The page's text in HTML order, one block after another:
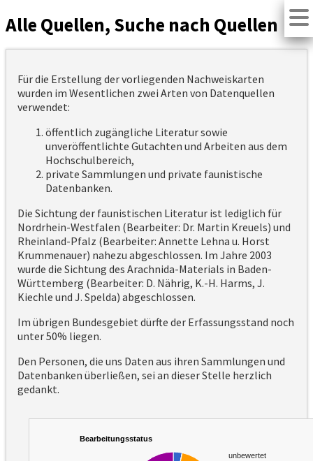
Alle Quellen, Suche nach Quellen
Für die Erstellung der vorliegenden Nachweiskarten
wurden im Wesentlichen zwei Arten von Datenquellen
verwendet:
öffentlich zugängliche Literatur sowie
unveröffentlichte Gutachten und Arbeiten aus dem
Hochschulbereich,
private Sammlungen und private faunistische
Datenbanken.
Die Sichtung der faunistischen Literatur ist lediglich für
Nordrhein-Westfalen (Bearbeiter: Dr. Martin Kreuels) und
Rheinland-Pfalz (Bearbeiter: Annette Lehna u. Horst
Krummenauer) nahezu abgeschlossen. Im Jahre 2003
wurde die Sichtung des Arachnida-Materials in Baden-
Württemberg (Bearbeiter: D. Nährig, K.-H. Harms, J.
Kiechle und J. Spelda) abgeschlossen.
Im übrigen Bundesgebiet dürfte der Erfassungsstand noch
unter 50% liegen.
Den Personen, die uns Daten aus ihren Sammlungen und
Datenbanken überließen, sei an dieser Stelle herzlich
gedankt.
Bearbeitungsstatus
unbewertet